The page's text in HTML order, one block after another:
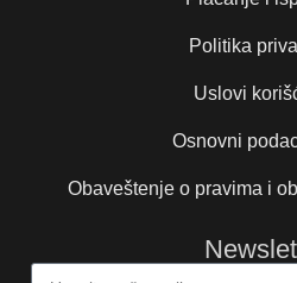
Politika
Uslovi
Osnovni
Obaveštenje o pravima i